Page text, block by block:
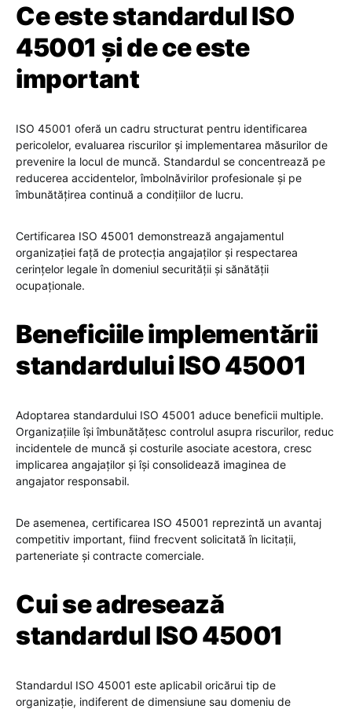
Ce este standardul ISO
45001 și de ce este
important
ISO 45001 oferă un cadru structurat pentru identificarea
pericolelor, evaluarea riscurilor și implementarea măsurilor de
prevenire la locul de muncă. Standardul se concentrează pe
reducerea accidentelor, îmbolnăvirilor profesionale și pe
îmbunătățirea continuă a condițiilor de lucru.
Certificarea ISO 45001 demonstrează angajamentul
organizației față de protecția angajaților și respectarea
cerințelor legale în domeniul securității și sănătății
ocupaționale.
Beneficiile implementării
standardului ISO 45001
Adoptarea standardului ISO 45001 aduce beneficii multiple.
Organizațiile își îmbunătățesc controlul asupra riscurilor, reduc
incidentele de muncă și costurile asociate acestora, cresc
implicarea angajaților și își consolidează imaginea de
angajator responsabil.
De asemenea, certificarea ISO 45001 reprezintă un avantaj
competitiv important, fiind frecvent solicitată în licitații,
parteneriate și contracte comerciale.
Cui se adresează
standardul ISO 45001
Standardul ISO 45001 este aplicabil oricărui tip de
organizație, indiferent de dimensiune sau domeniu de